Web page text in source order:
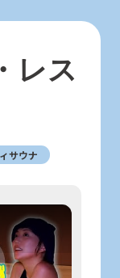
レス
サウナ